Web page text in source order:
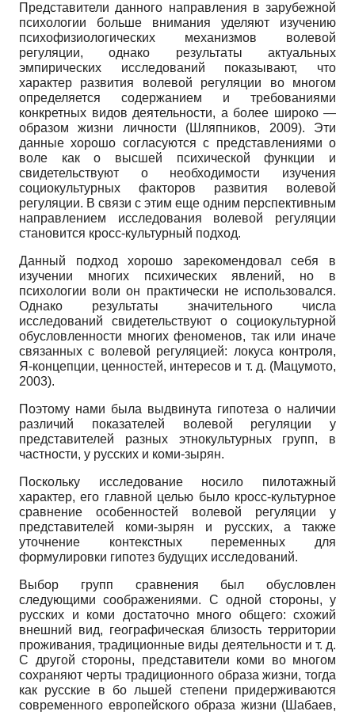
Представители данного направления в зарубежной
психологии больше внимания уделяют изучению
психофизиологических механизмов волевой
регуляции, однако результаты актуальных
эмпирических исследований показывают, что
характер развития волевой регуляции во многом
определяется содержанием и требованиями
конкретных видов деятельности, а более широко —
образом жизни личности (Шляпников, 2009). Эти
данные хорошо согласуются с представлениями о
воле как о высшей психической функции и
свидетельствуют о необходимости изучения
социокультурных факторов развития волевой
регуляции. В связи с этим еще одним перспективным
направлением исследования волевой регуляции
становится кросс-культурный подход.
Данный подход хорошо зарекомендовал себя в
изучении многих психических явлений, но в
психологии воли он практически не использовался.
Однако результаты значительного числа
исследований свидетельствуют о социокультурной
обусловленности многих феноменов, так или иначе
связанных с волевой регуляцией: локуса контроля,
Я-концепции, ценностей, интересов и т. д. (Мацумото,
2003).
Поэтому нами была выдвинута гипотеза о наличии
различий показателей волевой регуляции у
представителей разных этнокультурных групп, в
частности, у русских и коми-зырян.
Поскольку исследование носило пилотажный
характер, его главной целью было кросс-культурное
сравнение особенностей волевой регуляции у
представителей коми-зырян и русских, а также
уточнение контекстных переменных для
формулировки гипотез будущих исследований.
Выбор групп сравнения был обусловлен
следующими соображениями. С одной стороны, у
русских и коми достаточно много общего: схожий
внешний вид, географическая близость территории
проживания, традиционные виды деятельности и т. д.
С другой стороны, представители коми во многом
сохраняют черты традиционного образа жизни, тогда
как русские в бо льшей степени придерживаются
современного европейского образа жизни (Шабаев,